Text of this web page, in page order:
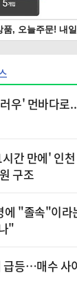
우' 먼바다로
간 만에' 인
구조
에 "졸속"이
"
등…매수 사